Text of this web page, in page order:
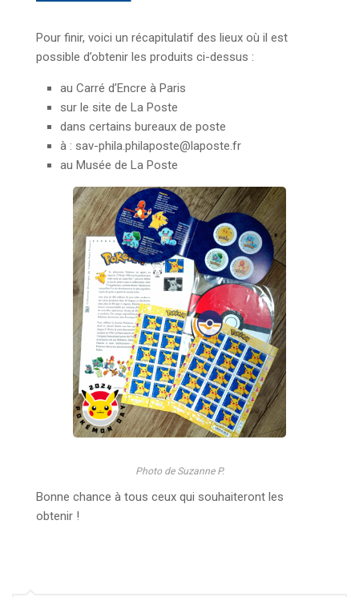
Pour finir, voici un récapitulatif des lieux où il est
possible d’obtenir les produits ci-dessus :
au Carré d’Encre à Paris
sur le site de La Poste
dans certains bureaux de poste
à : sav-phila.philaposte@laposte.fr
au Musée de La Poste
Photo de Suzanne P.
Bonne chance à tous ceux qui souhaiteront les
obtenir !